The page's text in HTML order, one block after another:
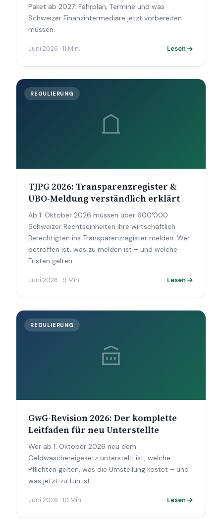
Paket ab 2027: Fahrplan, Termine und was
Schweizer Finanzintermediäre jetzt vorbereiten
müssen.
Juni 2026 · 11 Min. Lesen
REGULIERUNG
TJPG 2026: Transparenzregister &
UBO-Meldung verständlich erklärt
Ab 1. Oktober 2026 müssen über 600'000
Schweizer Rechtseinheiten ihre wirtschaftlich
Berechtigten ins Transparenzregister melden. Wer
betroffen ist, was zu melden ist – und welche
Fristen gelten.
Juni 2026 · 9 Min. Lesen
REGULIERUNG
GwG-Revision 2026: Der komplette
Leitfaden für neu Unterstellte
Wer ab 1. Oktober 2026 neu dem
Geldwäschereigesetz unterstellt ist, welche
Pflichten gelten, was die Umstellung kostet – und
was jetzt zu tun ist.
Juni 2026 · 10 Min. Lesen